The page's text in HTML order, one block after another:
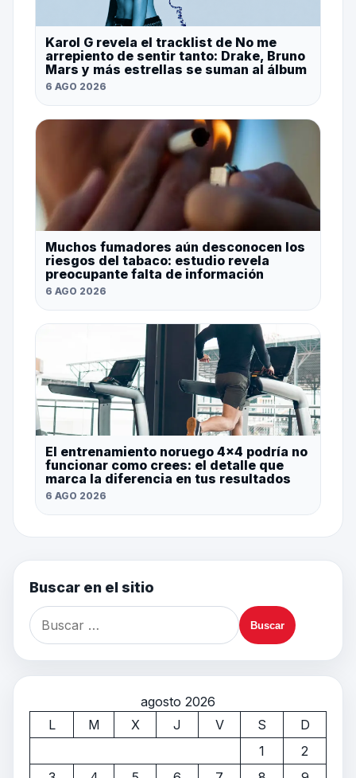
Karol G revela el tracklist de No me
arrepiento de sentir tanto: Drake, Bruno
Mars y más estrellas se suman al álbum
6 AGO 2026
Muchos fumadores aún desconocen los
riesgos del tabaco: estudio revela
preocupante falta de información
6 AGO 2026
El entrenamiento noruego 4×4 podría no
funcionar como crees: el detalle que
marca la diferencia en tus resultados
6 AGO 2026
Buscar en el sitio
agosto 2026
L
M X J V S
D
1
2